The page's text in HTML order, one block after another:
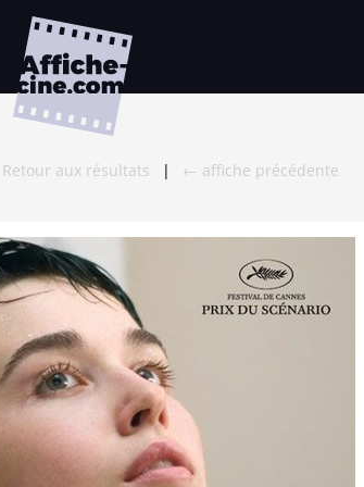
Retour aux résultats | ← affiche précédente